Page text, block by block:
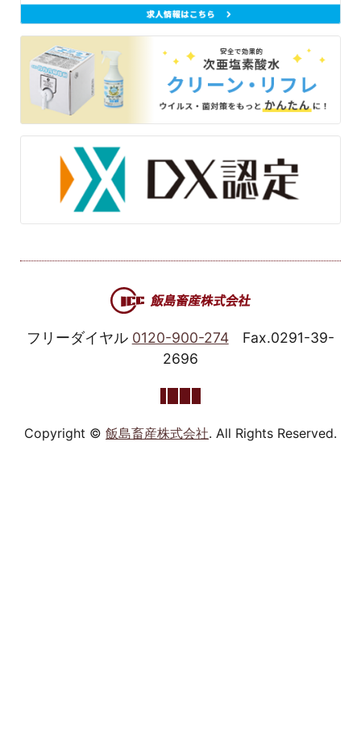
フリーダイヤル 0120-900-274
Fax.0291-39-
2696
Copyright © 飯島畜産株式会社. All Rights Reserved.